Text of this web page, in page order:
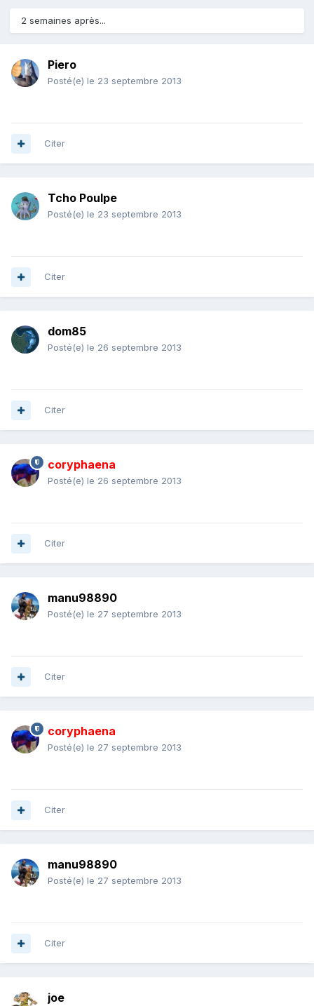
2 semaines après...
Piero
Posté(e) le 23 septembre 2013
Citer
Tcho Poulpe
Posté(e) le 23 septembre 2013
Citer
dom85
Posté(e) le 26 septembre 2013
Citer
coryphaena
Posté(e) le 26 septembre 2013
Citer
manu98890
Posté(e) le 27 septembre 2013
Citer
coryphaena
Posté(e) le 27 septembre 2013
Citer
manu98890
Posté(e) le 27 septembre 2013
Citer
joe